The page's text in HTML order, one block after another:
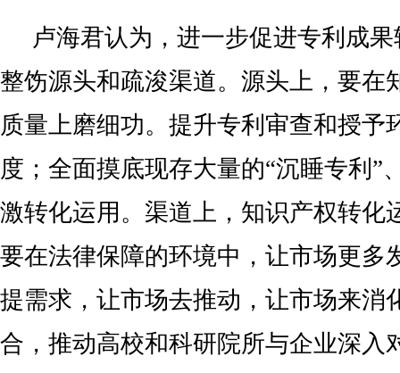
卢海君认为，进一步促进专利成
整饬源头和疏浚渠道。源头上，要在
质量上磨细功。提升专利审查和授予
度；全面摸底现存大量的“沉睡专利”
激转化运用。渠道上，知识产权转化
要在法律保障的环境中，让市场更多
提需求，让市场去推动，让市场来消
合，推动高校和科研院所与企业深入